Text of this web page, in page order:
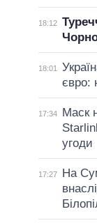
18:12
18:01
євро:
17:34
Маск
угоди
17:27
На